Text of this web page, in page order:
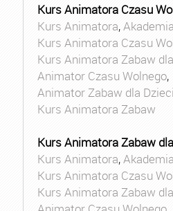
Kurs Animatora Czasu
Kurs Animatora,
Kurs Animatora Czasu
Kurs Animatora Zabaw
Animator Czasu Wolnego,
Animator Zabaw dla Dzieci
Kurs Animatora Zabaw
Kurs Animatora Zabaw
Kurs Animatora,
Kurs Animatora Czasu
Kurs Animatora Zabaw